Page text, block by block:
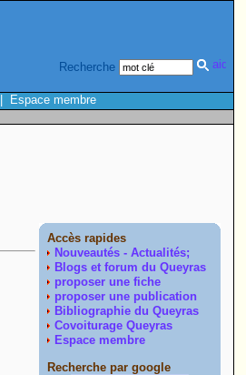
Recherche
Espace membre
Accès rapides
Nouveautés - Actualités;
Blogs et forum du Queyras
proposer une fiche
proposer une publication
Bibliographie du Queyras
Covoiturage Queyras
Espace membre
Recherche par google